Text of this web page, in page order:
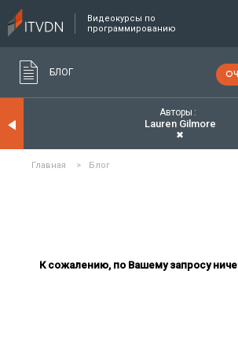
Видеокурсы по
программированию
БЛОГ
Авторы
Lauren Gilmore
✖
Главная > Блог
К сожалению, по Вашему запросу